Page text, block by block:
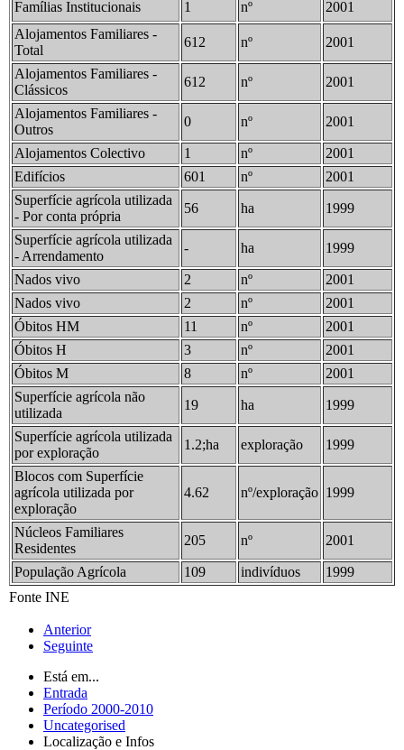
Famílias Institucionais 1 nº
2001
Alojamentos Familiares -
Total
612 nº 2001
Alojamentos Familiares -
Clássicos
612 nº 2001
Alojamentos Familiares -
Outros
0 nº 2001
Alojamentos Colectivo 1 nº
2001
Edifícios
601 nº
2001
Superfície agrícola utilizada
- Por conta própria
56 ha 1999
Superfície agrícola utilizada
- Arrendamento
- ha 1999
Nados vivo 2 nº
2001
Nados vivo
2 nº
2001
Óbitos HM
11 nº
2001
Óbitos H
3 nº
2001
Óbitos M
8 nº
2001
Superfície agrícola não
utilizada
19 ha 1999
Superfície agrícola utilizada
por exploração
1.2;ha exploração 1999
Blocos com Superfície
agrícola utilizada por
exploração
4.62 nº/exploração 1999
Núcleos Familiares
Residentes
205 nº 2001
População Agrícola 109 indivíduos
1999
Fonte INE
Anterior
Seguinte
Está em...
Entrada
Período 2000-2010
Uncategorised
Localização e Infos